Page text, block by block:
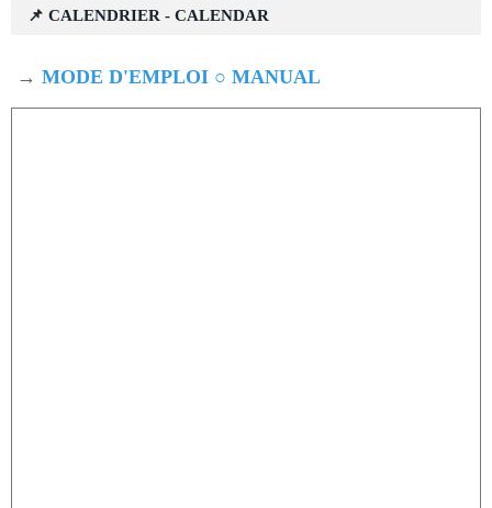
📌 CALENDRIER - CALENDAR
→ MODE D'EMPLOI ○ MANUAL